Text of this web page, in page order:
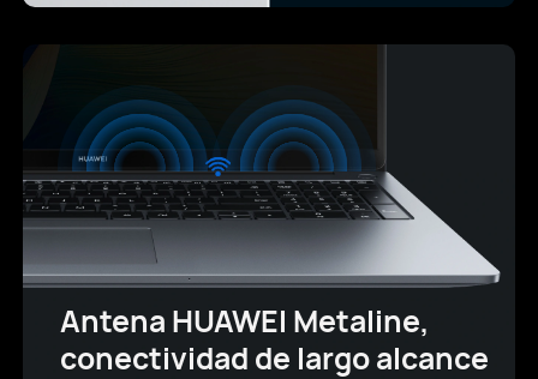
Antena HUAWEI Metaline,
conectividad de largo alcance